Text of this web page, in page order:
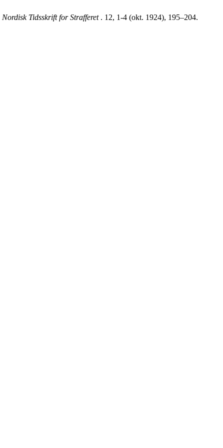
Nordisk Tidsskrift for Strafferet . 12, 1-4 (okt. 1924), 195–204.